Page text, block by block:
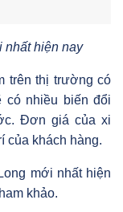
nhất hiện nay
trên thị trường có
có nhiều biến đổi
Đơn giá của xi
của khách hàng.
mới nhất hiện
khảo.